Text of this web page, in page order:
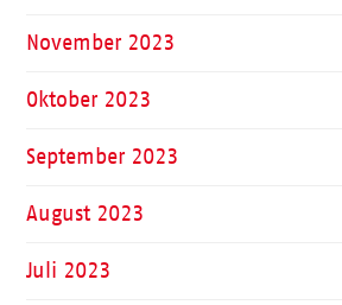
November 2023
Oktober 2023
September 2023
August 2023
Juli 2023